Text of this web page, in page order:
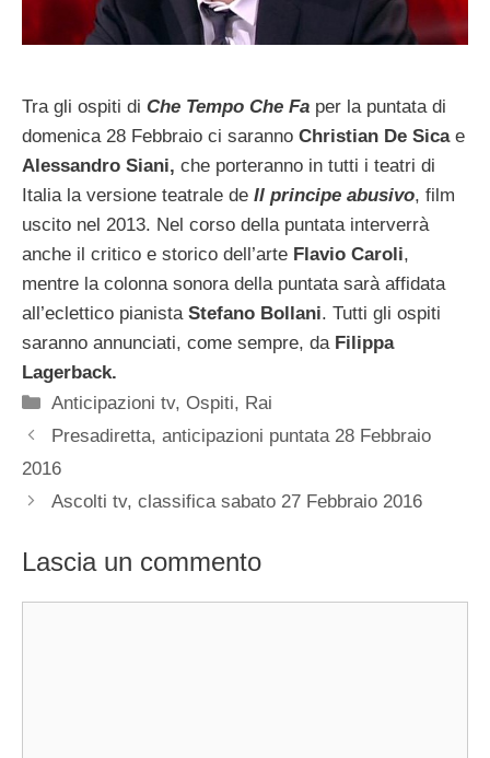
Tra gli ospiti di Che Tempo Che Fa per la puntata di
domenica 28 Febbraio ci saranno Christian De Sica e
Alessandro Siani, che porteranno in tutti i teatri di
Italia la versione teatrale de Il principe abusivo, film
uscito nel 2013. Nel corso della puntata interverrà
anche il critico e storico dell’arte Flavio Caroli,
mentre la colonna sonora della puntata sarà affidata
all’eclettico pianista Stefano Bollani. Tutti gli ospiti
saranno annunciati, come sempre, daFilippa
Lagerback.
Categorie
Anticipazioni tv,Ospiti, Rai
Presadiretta, anticipazioni puntata 28 Febbraio
2016
Ascolti tv, classifica sabato 27 Febbraio 2016
Lascia un commento